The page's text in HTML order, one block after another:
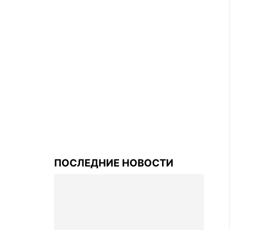
ПОСЛЕДНИЕ НОВОСТИ